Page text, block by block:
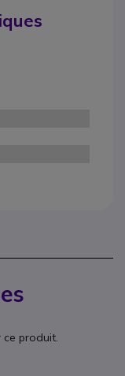
ce produit.